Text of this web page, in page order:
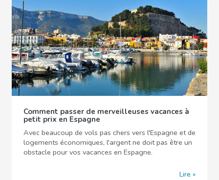
Comment passer de merveilleuses vacances à
petit prix en Espagne
Avec beaucoup de vols pas chers vers l'Espagne et de
logements économiques, l'argent ne doit pas être un
obstacle pour vos vacances en Espagne.
Lire